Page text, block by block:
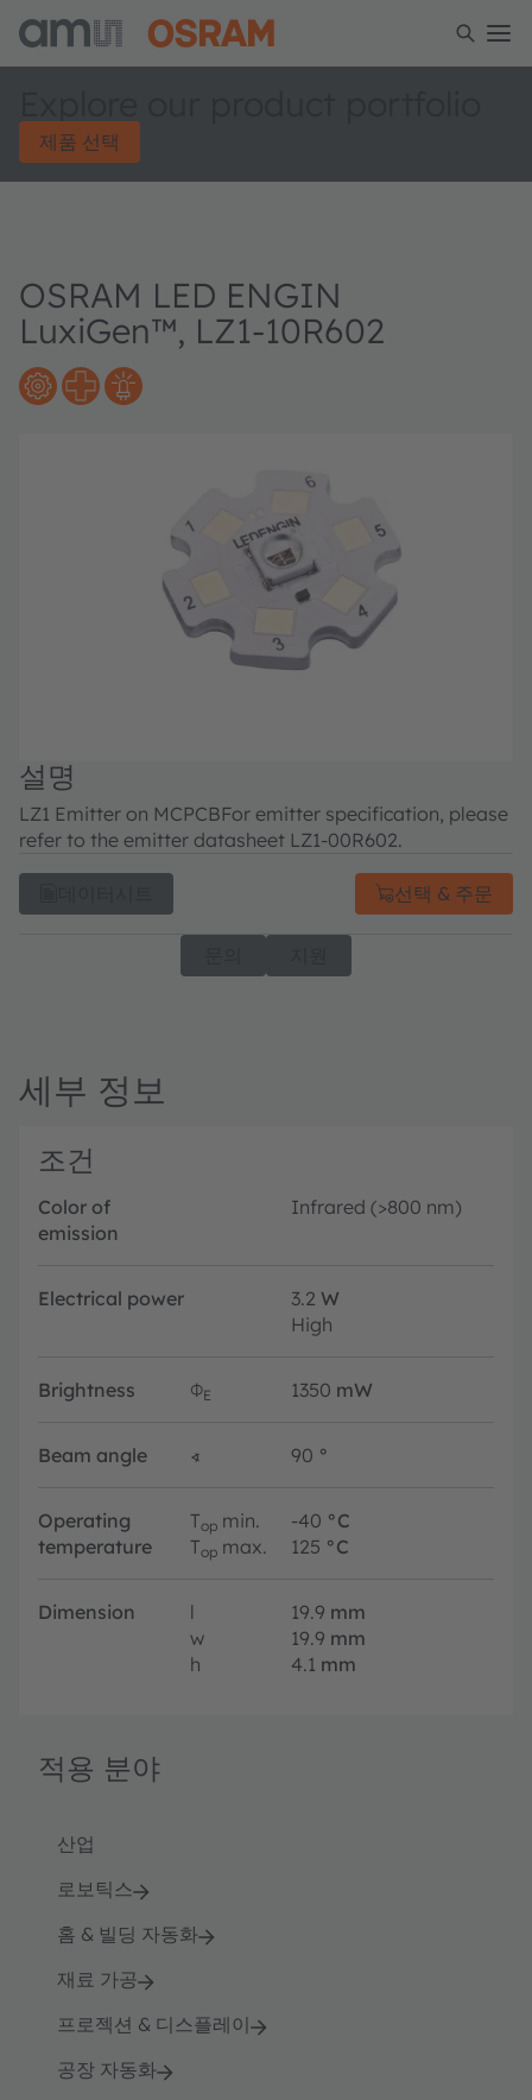
제품 선택
OSRAM LED ENGIN
LuxiGen™, LZ1-10R602
설명
LZ1 Emitter on MCPCBFor emitter specification, please
refer to the emitter datasheet LZ1-00R602.
선택 & 주문
세부 정보
조건
Color of
emission
Infrared (>800 nm)
Electrical power 3.2 W
High
Brightness ΦE 1350 mW
Beam angle ∢ 90 °
Operating
temperature
Top min. -40 °C
Top max. 125 °C
Dimension l 19.9 mm
w
19.9 mm
h
4.1 mm
적용 분야
산업
로보틱스
홈 & 빌딩 자동화
재료 가공
프로젝션 & 디스플레이
공장 자동화